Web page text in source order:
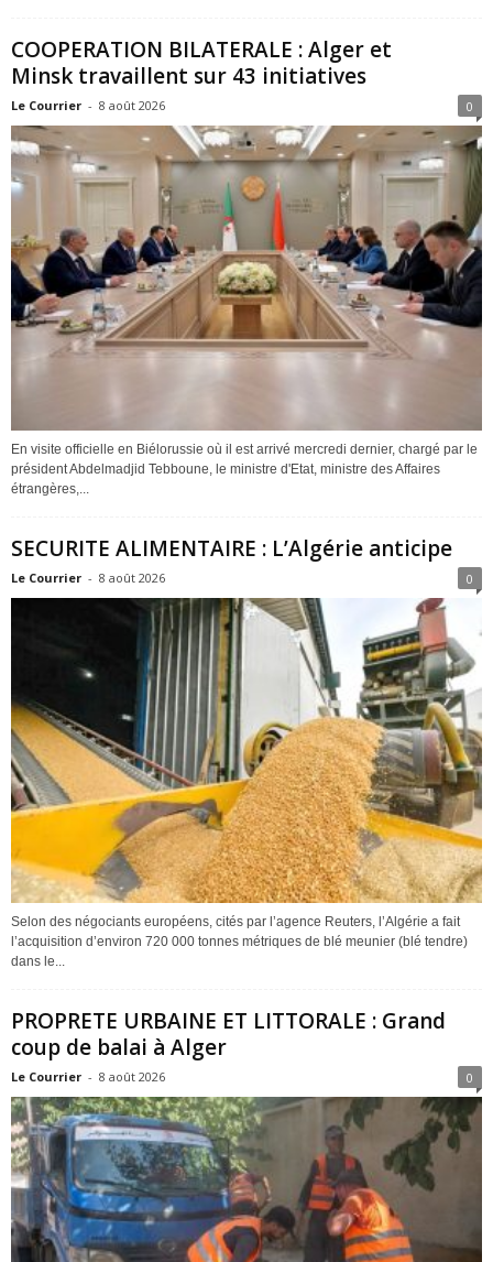
COOPERATION BILATERALE : Alger et
Minsk travaillent sur 43 initiatives
Le Courrier - 8 août 2026 0
En visite officielle en Biélorussie où il est arrivé mercredi dernier, chargé par le
président Abdelmadjid Tebboune, le ministre d'Etat, ministre des Affaires
étrangères,...
SECURITE ALIMENTAIRE : L’Algérie anticipe
Le Courrier - 8 août 2026 0
Selon des négociants européens, cités par l’agence Reuters, l’Algérie a fait
l’acquisition d’environ 720 000 tonnes métriques de blé meunier (blé tendre)
dans le...
PROPRETE URBAINE ET LITTORALE : Grand
coup de balai à Alger
Le Courrier - 8 août 2026 0